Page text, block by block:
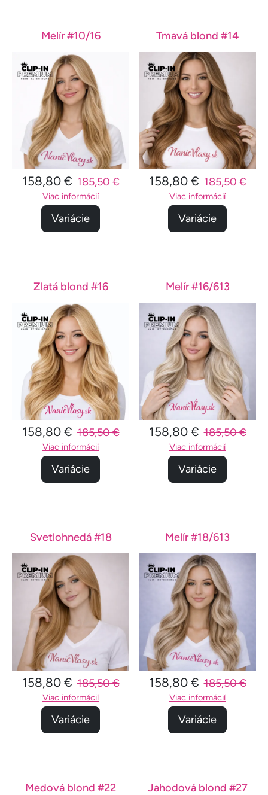
Melír #10/16
158,80 € 185,50 €
Viac informácií
Variácie
Tmavá blond #14
158,80 € 185,50 €
Viac informácií
Variácie
Zlatá blond #16
158,80 € 185,50 €
Viac informácií
Variácie
Melír #16/613
158,80 € 185,50 €
Viac informácií
Variácie
Svetlohnedá #18
158,80 € 185,50 €
Viac informácií
Variácie
Melír #18/613
158,80 € 185,50 €
Viac informácií
Variácie
Medová blond #22 Jahodová blond #27